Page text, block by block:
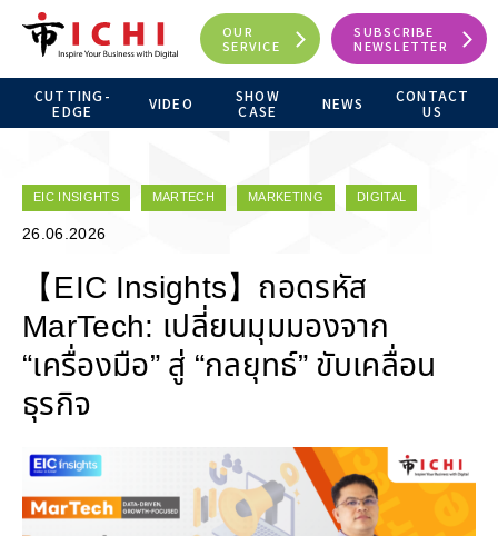
OUR
SERVICE
SUBSCRIBE
NEWSLETTER
CUTTING-
EDGE
VIDEO
SHOW
CASE
NEWS
CONTACT
US
EIC INSIGHTS MARTECH MARKETING DIGITAL
26.06.2026
【EIC Insights】ถอดรหัส
MarTech: เปลี่ยนมุมมองจาก
“เครื่องมือ” สู่ “กลยุทธ์” ขับเคลื่อน
ธุรกิจ